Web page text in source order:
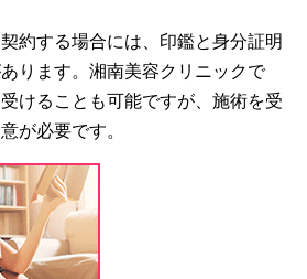
約する場合には、印鑑と身分証明
ります。湘南美容クリニックで
けることも可能ですが、施術を受
が必要です。